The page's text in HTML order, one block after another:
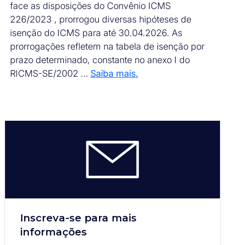
face as disposições do Convênio ICMS
226/2023 , prorrogou diversas hipóteses de
isenção do ICMS para até 30.04.2026. As
prorrogações refletem na tabela de isenção por
prazo determinado, constante no anexo I do
RICMS-SE/2002 … Saiba mais.
Inscreva-se para mais
informações